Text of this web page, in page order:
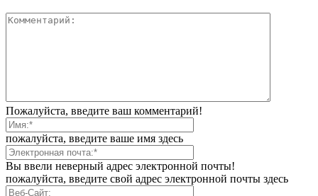
Пожалуйста, введите ваш комментарий!
пожалуйста, введите ваше имя здесь
Вы ввели неверный адрес электронной почты!
пожалуйста, введите свой адрес электронной почты здесь